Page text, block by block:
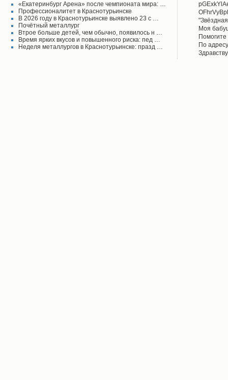
«Екатеринбург Арена» после чемпионата мира: …
Профессионалитет в Краснотурьинске
В 2026 году в Краснотурьинске выявлено 23 с …
Почётный металлург
Втрое больше детей, чем обычно, появилось н …
Время ярких вкусов и повышенного риска: пед …
Неделя металлургов в Краснотурьинске: празд …
своего
поднял
Моя
Айрих
в
По